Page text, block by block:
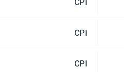
CPI
CPI
CPI